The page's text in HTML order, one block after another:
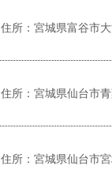
住所：宮城県富谷市
住所：宮城県仙台市
住所：宮城県仙台市